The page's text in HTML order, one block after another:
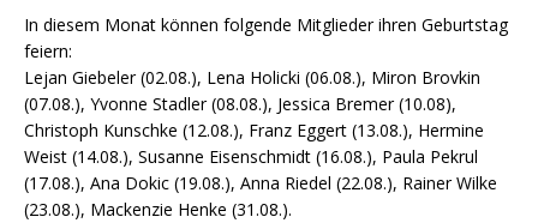
In diesem Monat können folgende Mitglieder ihren Geburtstag
feiern:
Lejan Giebeler (02.08.), Lena Holicki (06.08.), Miron Brovkin
(07.08.), Yvonne Stadler (08.08.), Jessica Bremer (10.08),
Christoph Kunschke (12.08.), Franz Eggert (13.08.), Hermine
Weist (14.08.), Susanne Eisenschmidt (16.08.), Paula Pekrul
(17.08.), Ana Dokic (19.08.), Anna Riedel (22.08.), Rainer Wilke
(23.08.), Mackenzie Henke (31.08.).